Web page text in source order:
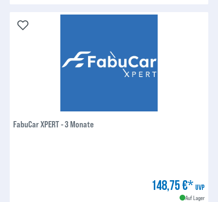
FabuCar XPERT - 3 Monate
148,75 €* UVP
Auf Lager